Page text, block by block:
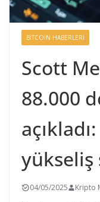
BITCOIN HABERLERI
Scott
88.000
yükseliş
04/05/2025 Kripto